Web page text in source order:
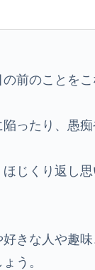
前のことを
ったり、愚
じくり返し
きな人や趣
う。